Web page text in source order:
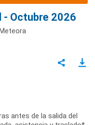
- Octubre 2026
antes de la salida del